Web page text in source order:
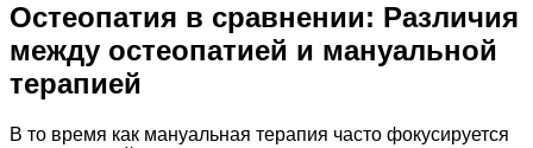
Остеопатия в сравнении: Различия
между остеопатией и мануальной
терапией
В то время как мануальная терапия часто фокусируется